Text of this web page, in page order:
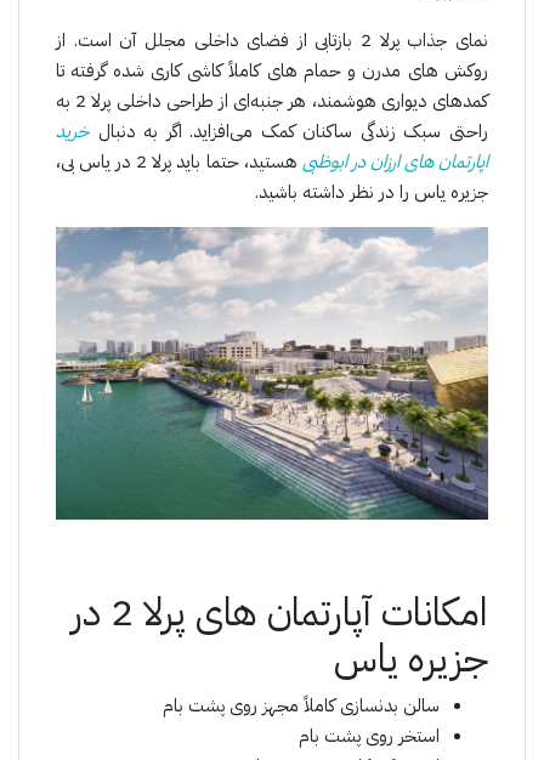
نمای جذاب پرلا 2 بازتابی از فضای داخلی مجلل آن است. از
روکش های مدرن و حمام های کاملاً کاشی کاری شده گرفته تا
کمدهای دیواری هوشمند، هر جنبه‌ای از طراحی داخلی پرلا 2 به
راحتی سبک زندگی ساکنان کمک می‌افزاید. اگر به دنبال خرید
اپارتمانهای ارزان در ابوظبی
هستید، حتما باید پرلا 2 در یاس بی،
جزیره یاس را در نظر داشته باشید.
امکانات آپارتمان های پرلا 2 در
جزیره یاس
سالن بدنسازی کاملاً مجهز روی پشت بام
استخر روی پشت بام